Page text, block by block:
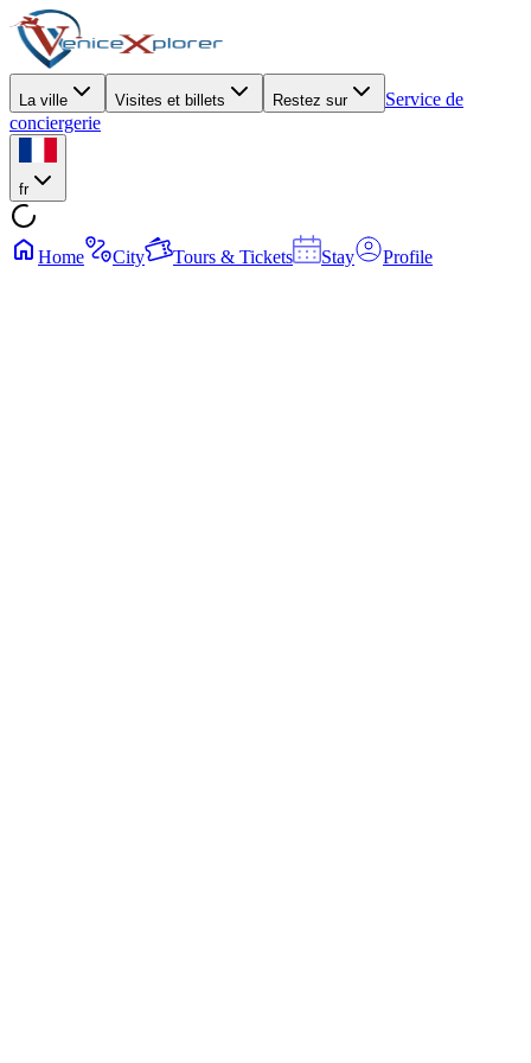
La ville Visites et billets Restez sur
Service de
conciergerie
fr
Home City Tours & Tickets Stay Profile